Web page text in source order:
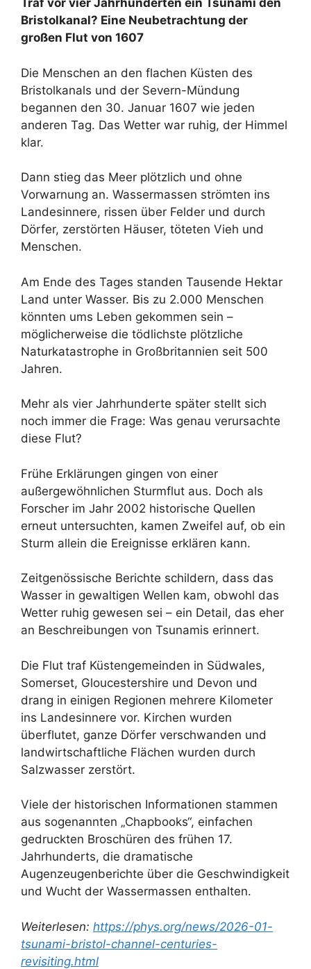
Traf vor vier Jahrhunderten ein Tsunami den
Bristolkanal? Eine Neubetrachtung der
großen Flut von 1607
Die Menschen an den flachen Küsten des
Bristolkanals und der Severn-Mündung
begannen den 30. Januar 1607 wie jeden
anderen Tag. Das Wetter war ruhig, der Himmel
klar.
Dann stieg das Meer plötzlich und ohne
Vorwarnung an. Wassermassen strömten ins
Landesinnere, rissen über Felder und durch
Dörfer, zerstörten Häuser, töteten Vieh und
Menschen.
Am Ende des Tages standen Tausende Hektar
Land unter Wasser. Bis zu 2.000 Menschen
könnten ums Leben gekommen sein –
möglicherweise die tödlichste plötzliche
Naturkatastrophe in Großbritannien seit 500
Jahren.
Mehr als vier Jahrhunderte später stellt sich
noch immer die Frage: Was genau verursachte
diese Flut?
Frühe Erklärungen gingen von einer
außergewöhnlichen Sturmflut aus. Doch als
Forscher im Jahr 2002 historische Quellen
erneut untersuchten, kamen Zweifel auf, ob ein
Sturm allein die Ereignisse erklären kann.
Zeitgenössische Berichte schildern, dass das
Wasser in gewaltigen Wellen kam, obwohl das
Wetter ruhig gewesen sei – ein Detail, das eher
an Beschreibungen von Tsunamis erinnert.
Die Flut traf Küstengemeinden in Südwales,
Somerset, Gloucestershire und Devon und
drang in einigen Regionen mehrere Kilometer
ins Landesinnere vor. Kirchen wurden
überflutet, ganze Dörfer verschwanden und
landwirtschaftliche Flächen wurden durch
Salzwasser zerstört.
Viele der historischen Informationen stammen
aus sogenannten „Chapbooks“, einfachen
gedruckten Broschüren des frühen 17.
Jahrhunderts, die dramatische
Augenzeugenberichte über die Geschwindigkeit
und Wucht der Wassermassen enthalten.
Weiterlesen: https://phys.org/news/2026-01-
tsunami-bristol-channel-centuries-
revisiting.html